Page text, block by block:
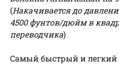
(Накачивается до
4500 фунтов/дюйм в
переводчика)
Самый быстрый и легкий